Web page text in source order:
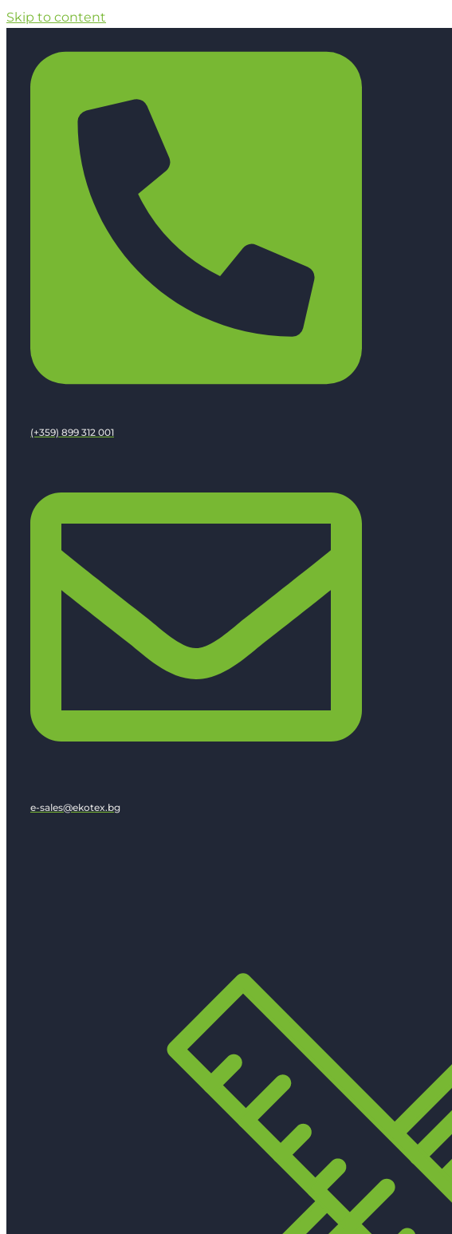
Skip to content
(+359) 899 312 001
e-sales@ekotex.bg